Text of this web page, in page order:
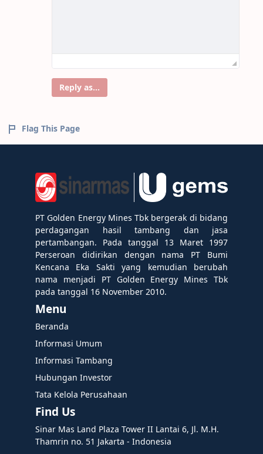
Reply as...
Flag This Page
PT Golden Energy Mines Tbk bergerak di bidang
perdagangan hasil tambang dan jasa
pertambangan. Pada tanggal 13 Maret 1997
Perseroan didirikan dengan nama PT Bumi
Kencana Eka Sakti yang kemudian berubah
nama menjadi PT Golden Energy Mines Tbk
pada tanggal 16 November 2010.
Menu
Beranda
Informasi Umum
Informasi Tambang
Hubungan Investor
Tata Kelola Perusahaan
Find Us
Sinar Mas Land Plaza Tower II Lantai 6, Jl. M.H.
Thamrin no. 51 Jakarta - Indonesia